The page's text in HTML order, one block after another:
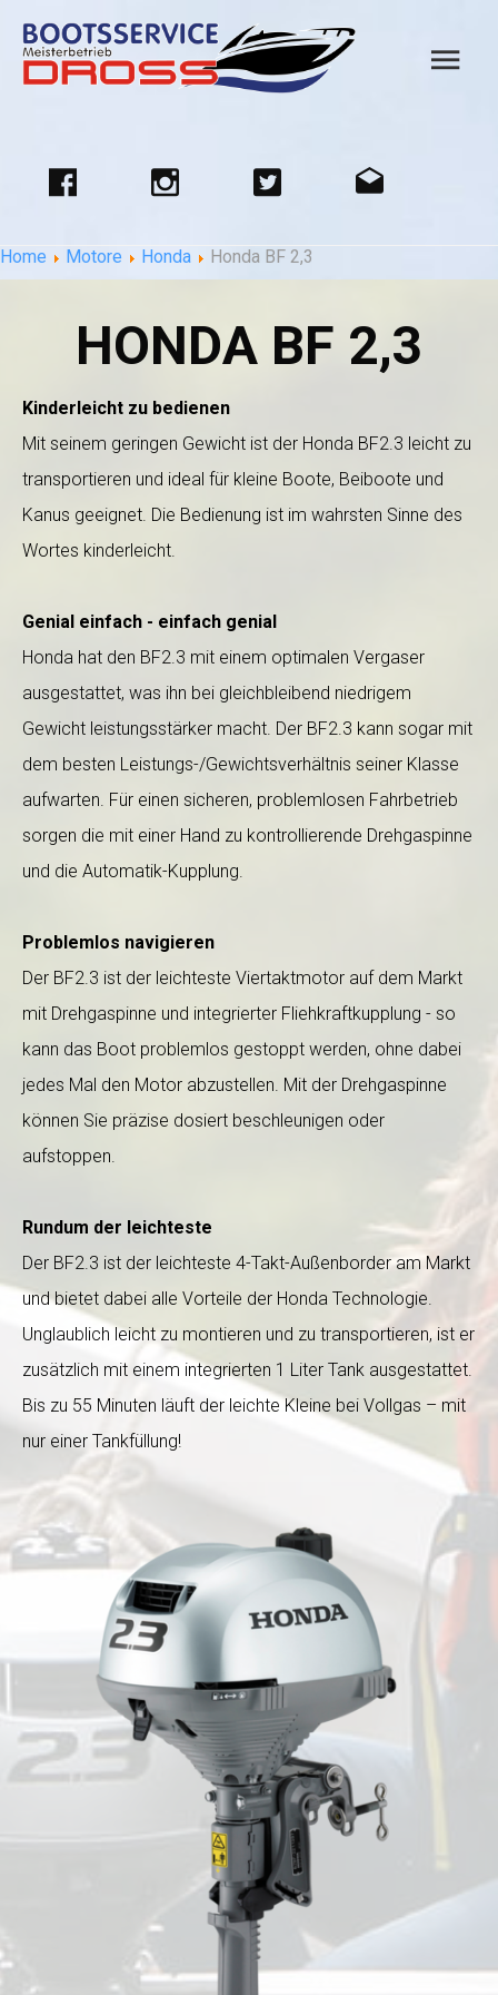
Home Motore Honda Honda BF 2,3
HONDA BF 2,3
Kinderleicht zu bedienen
Mit seinem geringen Gewicht ist der Honda BF2.3 leicht zu
transportieren und ideal für kleine Boote, Beiboote und
Kanus geeignet. Die Bedienung ist im wahrsten Sinne des
Wortes kinderleicht.
Genial einfach - einfach genial
Honda hat den BF2.3 mit einem optimalen Vergaser
ausgestattet, was ihn bei gleichbleibend niedrigem
Gewicht leistungsstärker macht. Der BF2.3 kann sogar mit
dem besten Leistungs-/Gewichtsverhältnis seiner Klasse
aufwarten. Für einen sicheren, problemlosen Fahrbetrieb
sorgen die mit einer Hand zu kontrollierende Drehgaspinne
und die Automatik-Kupplung.
Problemlos navigieren
Der BF2.3 ist der leichteste Viertaktmotor auf dem Markt
mit Drehgaspinne und integrierter Fliehkraftkupplung - so
kann das Boot problemlos gestoppt werden, ohne dabei
jedes Mal den Motor abzustellen. Mit der Drehgaspinne
können Sie präzise dosiert beschleunigen oder
aufstoppen.
Rundum der leichteste
Der BF2.3 ist der leichteste 4-Takt-Außenborder am Markt
und bietet dabei alle Vorteile der Honda Technologie.
Unglaublich leicht zu montieren und zu transportieren, ist er
zusätzlich mit einem integrierten 1 Liter Tank ausgestattet.
Bis zu 55 Minuten läuft der leichte Kleine bei Vollgas – mit
nur einer Tankfüllung!